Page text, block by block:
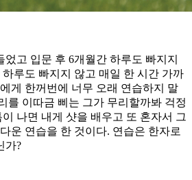
고 입문 후 6개월간 하루도 빠지지
루도 빠지지 않고 매일 한 시간 가까
게 한꺼번에 너무 오래 연습하지 말
를 이따금 삐는 그가 무리할까봐 걱정
나면 내게 샷을 배우고 또 혼자서 그
운 연습을 한 것이다. 연습은 한자로
가?